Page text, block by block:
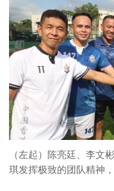
（左起）陈亮廷、李文
琪发挥极致的团队精神